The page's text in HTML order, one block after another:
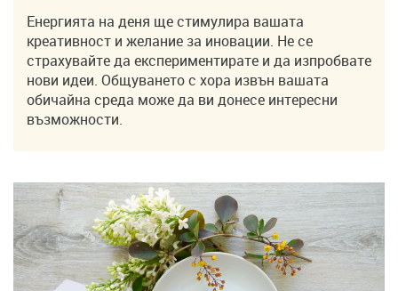
Енергията на деня ще стимулира вашата
креативност и желание за иновации. Не се
страхувайте да експериментирате и да изпробвате
нови идеи. Общуването с хора извън вашата
обичайна среда може да ви донесе интересни
възможности.